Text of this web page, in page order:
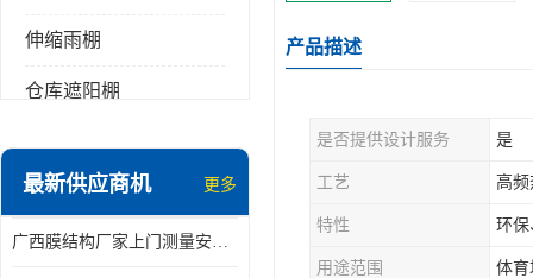
伸缩雨棚
仓库遮阳棚
电动推拉雨棚
膜结构停景观棚
最新供应商机 更多
广西膜结构厂家上门测量安装发货，厂家发货没有差价
产品描述
是否提供设计服务 是
工艺 高
特性 环保
用途范围 体育